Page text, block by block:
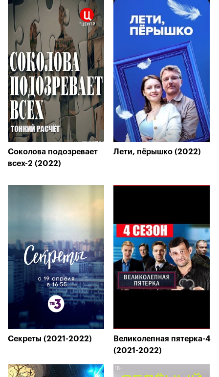
Соколова подозревает
всех-2 (2022)
Лети, пёрышко (2022)
Секреты (2021-2022)
Великолепная пятерка-4
(2021-2022)